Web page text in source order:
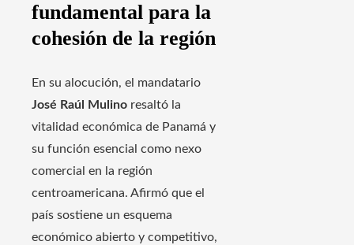
fundamental para la
cohesión de la región
En su alocución, el mandatario
José Raúl Mulino resaltó la
vitalidad económica de Panamá y
su función esencial como nexo
comercial en la región
centroamericana. Afirmó que el
país sostiene un esquema
económico abierto y competitivo,